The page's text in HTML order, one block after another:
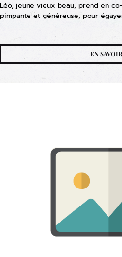
Léo, jeune vieux beau, prend en
pimpante et généreuse, pour
EN